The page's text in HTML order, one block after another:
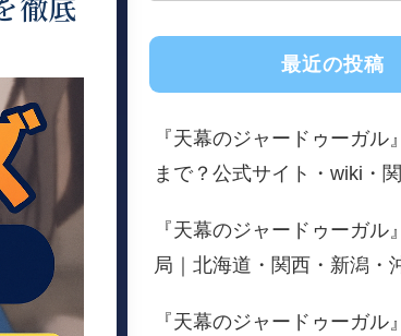
最近の投稿
『天幕のジャードゥーガル
まで？公式サイト・wiki・
『天幕のジャードゥーガル
局｜北海道・関西・新潟・
『天幕のジャードゥーガル